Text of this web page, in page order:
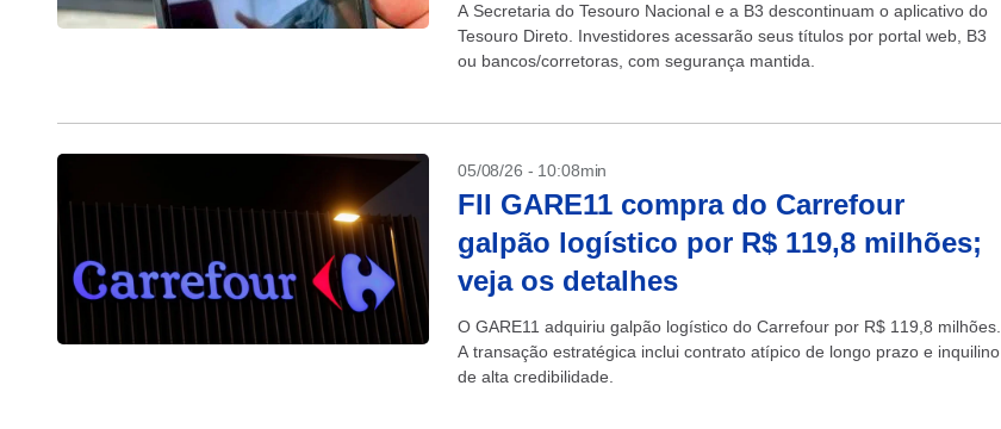
A Secretaria do Tesouro Nacional e a B3 descontinuam o aplicativo do
Tesouro Direto. Investidores acessarão seus títulos por portal web, B3
ou bancos/corretoras, com segurança mantida.
05/08/26 - 10:08min
FII GARE11 compra do Carrefour
galpão logístico por R$ 119,8 milhões;
veja os detalhes
O GARE11 adquiriu galpão logístico do Carrefour por R$ 119,8 milhões.
A transação estratégica inclui contrato atípico de longo prazo e inquilino
de alta credibilidade.